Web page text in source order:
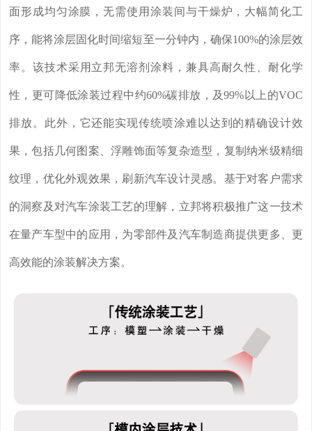
面形成均匀涂膜， 无需使用涂装间与干燥炉，大幅简化工
序，能将涂层固化时间缩短至一分钟内，确保100%的涂层效
率。 该技术采用立邦无溶剂涂料，兼具高耐久性、耐化学
性，更可降低涂装过程中约60%碳排放，及99%以上的VOC
排放。 此外，它还能实现传统喷涂难以达到的精确设计效
果，包括几何图案、浮雕饰面等复杂造型，复制纳米级精细
纹理，优化外观效果，刷新汽车设计灵感。基于对客户需求
的洞察及对汽车涂装工艺的理解，立邦将积极推广这一技术
在量产车型中的应用，为零部件及汽车制造商提供更多、更
高效能的涂装解决方案。